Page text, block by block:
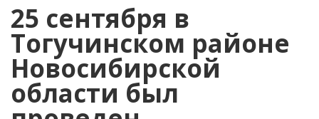
25 сентября в
Тогучинском районе
Новосибирской
области был